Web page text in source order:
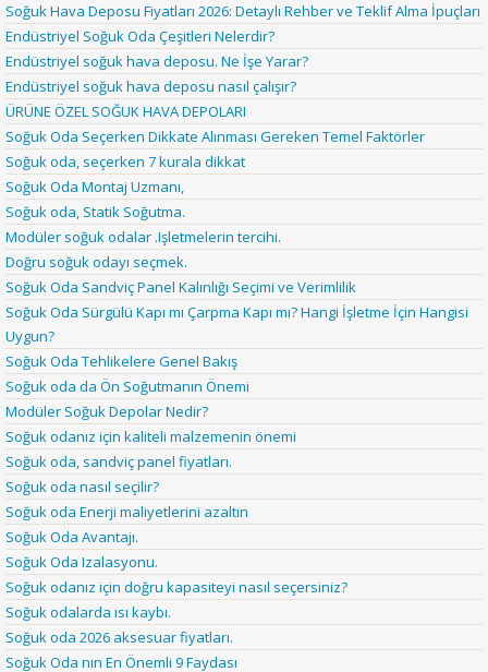
Soğuk Hava Deposu Fiyatları 2026: Detaylı Rehber ve Teklif Alma İpuçları
Endüstriyel Soğuk Oda Çeşitleri Nelerdir?
Endüstriyel soğuk hava deposu. Ne İşe Yarar?
Endüstriyel soğuk hava deposu nasıl çalışır?
ÜRÜNE ÖZEL SOĞUK HAVA DEPOLARI
Soğuk Oda Seçerken Dikkate Alınması Gereken Temel Faktörler
Soğuk oda, seçerken 7 kurala dikkat
Soğuk Oda Montaj Uzmanı,
Soğuk oda, Statik Soğutma.
Modüler soğuk odalar .Işletmelerin tercihi.
Doğru soğuk odayı seçmek.
Soğuk Oda Sandviç Panel Kalınlığı Seçimi ve Verimlilik
Soğuk Oda Sürgülü Kapı mı Çarpma Kapı mı? Hangi İşletme İçin Hangisi
Uygun?
Soğuk Oda Tehlikelere Genel Bakış
Soğuk oda da Ön Soğutmanın Önemi
Modüler Soğuk Depolar Nedir?
Soğuk odanız için kaliteli malzemenin önemi
Soğuk oda, sandviç panel fiyatları.
Soğuk oda nasıl seçilir?
Soğuk oda Enerji maliyetlerini azaltın
Soğuk Oda Avantajı.
Soğuk Oda Izalasyonu.
Soğuk odanız için doğru kapasiteyi nasıl seçersiniz?
Soğuk odalarda ısı kaybı.
Soğuk oda 2026 aksesuar fiyatları.
Soğuk Oda nın En Önemli 9 Faydası